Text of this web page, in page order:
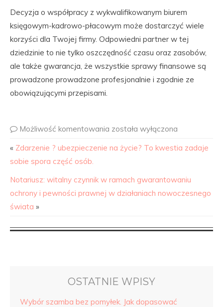
Decyzja o współpracy z wykwalifikowanym biurem
księgowym-kadrowo-płacowym może dostarczyć wiele
korzyści dla Twojej firmy. Odpowiedni partner w tej
dziedzinie to nie tylko oszczędność czasu oraz zasobów,
ale także gwarancja, że wszystkie sprawy finansowe są
prowadzone prowadzone profesjonalnie i zgodnie ze
obowiązującymi przepisami.
Możliwość komentowania została wyłączona
« Zdarzenie ? ubezpieczenie na życie? To kwestia zadaje
sobie spora część osób.
Notariusz: witalny czynnik w ramach gwarantowaniu
ochrony i pewności prawnej w działaniach nowoczesnego
świata »
OSTATNIE WPISY
Wybór szamba bez pomyłek. Jak dopasować